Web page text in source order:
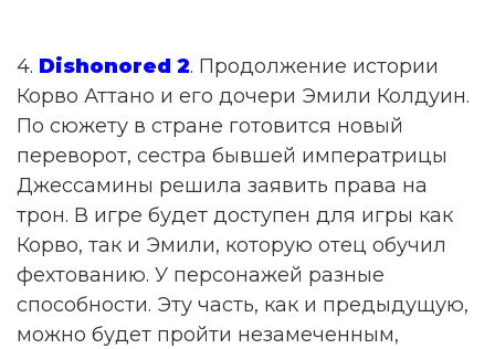
4. Dishonored 2. Продолжение истории
Корво Аттано и его дочери Эмили Колдуин.
По сюжету в стране готовится новый
переворот, сестра бывшей императрицы
Джессамины решила заявить права на
трон. В игре будет доступен для игры как
Корво, так и Эмили, которую отец обучил
фехтованию. У персонажей разные
способности. Эту часть, как и предыдущую,
можно будет пройти незамеченным,